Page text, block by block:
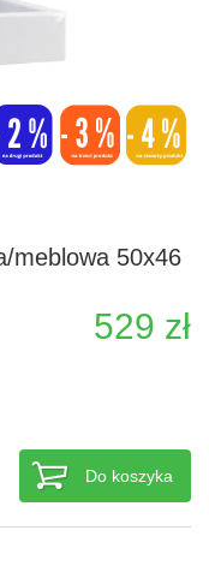
meblowa 50x46
529 zł
Do koszyka